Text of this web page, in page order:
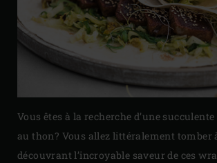
Vous êtes à la recherche d’une
au thon? Vous allez littéralement tomber
découvrant l’incroyable saveur de ces